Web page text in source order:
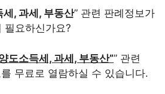
, 과세, 부동산” 관련 판례정보가
필요하신가요?
도소득세, 과세, 부동산”” 관련
무료로 열람하실 수 있습니다.